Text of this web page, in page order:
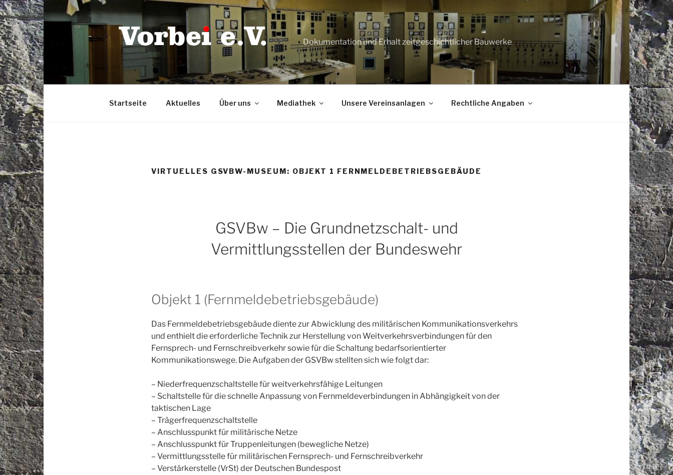
Zum
Inhalt
springen
Dokumentation und Erhalt zeitgeschichtlicher Bauwerke
Startseite Aktuelles Über uns Mediathek Unsere Vereinsanlagen Rechtliche Angaben
VIRTUELLES GSVBW-MUSEUM: OBJEKT 1 FERNMELDEBETRIEBSGEBÄUDE
GSVBw – Die Grundnetzschalt- und
Vermittlungsstellen der Bundeswehr
Objekt 1 (Fernmeldebetriebsgebäude)
Das Fernmeldebetriebsgebäude diente zur Abwicklung des militärischen Kommunikationsverkehrs
und enthielt die erforderliche Technik zur Herstellung von Weitverkehrsverbindungen für den
Fernsprech- und Fernschreibverkehr sowie für die Schaltung bedarfsorientierter
Kommunikationswege. Die Aufgaben der GSVBw stellten sich wie folgt dar:
– Niederfrequenzschaltstelle für weitverkehrsfähige Leitungen
– Schaltstelle für die schnelle Anpassung von Fernmeldeverbindungen in Abhängigkeit von der
taktischen Lage
– Trägerfrequenzschaltstelle
– Anschlusspunkt für militärische Netze
– Anschlusspunkt für Truppenleitungen (bewegliche Netze)
– Vermittlungsstelle für militärischen Fernsprech- und Fernschreibverkehr
– Verstärkerstelle (VrSt) der Deutschen Bundespost